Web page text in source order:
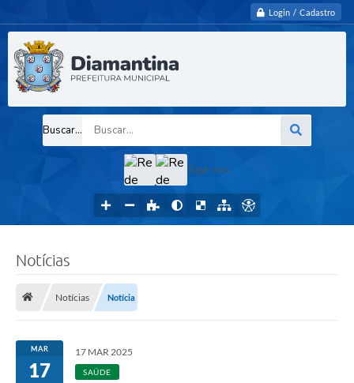
Login / Cadastro
Buscar...
Siga-nos
Notícias
Notícias Notícia
MAR
17
17 MAR 2025
SAÚDE